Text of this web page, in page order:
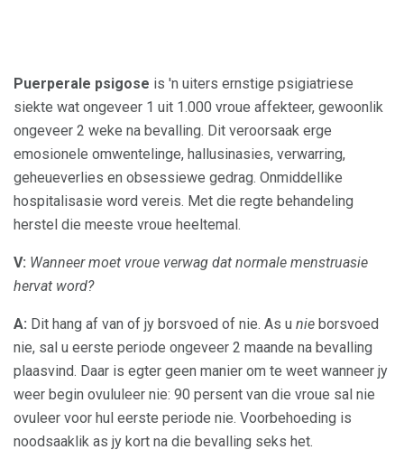
Puerperale psigose is 'n uiters ernstige psigiatriese
siekte wat ongeveer 1 uit 1.000 vroue affekteer, gewoonlik
ongeveer 2 weke na bevalling. Dit veroorsaak erge
emosionele omwentelinge, hallusinasies, verwarring,
geheueverlies en obsessiewe gedrag. Onmiddellike
hospitalisasie word vereis. Met die regte behandeling
herstel die meeste vroue heeltemal.
V: Wanneer moet vroue verwag dat normale menstruasie
hervat word?
A: Dit hang af van of jy borsvoed of nie. As u nie borsvoed
nie, sal u eerste periode ongeveer 2 maande na bevalling
plaasvind. Daar is egter geen manier om te weet wanneer jy
weer begin ovululeer nie: 90 persent van die vroue sal nie
ovuleer voor hul eerste periode nie. Voorbehoeding is
noodsaaklik as jy kort na die bevalling seks het.